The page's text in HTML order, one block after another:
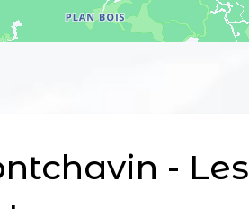
- Les